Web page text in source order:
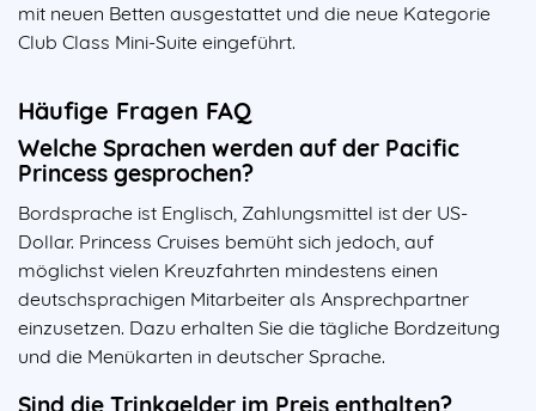
mit neuen Betten ausgestattet und die neue Kategorie
Club Class Mini-Suite eingeführt.
Häufige Fragen FAQ
Welche Sprachen werden auf der Pacific
Princess gesprochen?
Bordsprache ist Englisch, Zahlungsmittel ist der US-
Dollar. Princess Cruises bemüht sich jedoch, auf
möglichst vielen Kreuzfahrten mindestens einen
deutschsprachigen Mitarbeiter als Ansprechpartner
einzusetzen. Dazu erhalten Sie die tägliche Bordzeitung
und die Menükarten in deutscher Sprache.
Sind die Trinkgelder im Preis enthalten?